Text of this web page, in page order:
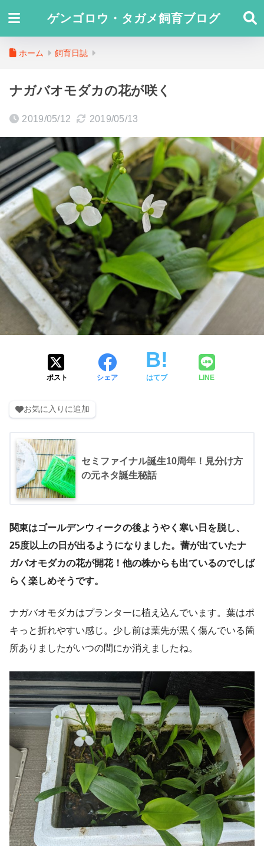
ゲンゴロウ・タガメ飼育ブログ
ホーム 飼育日誌
ナガバオモダカの花が咲く
2019/05/12 2019/05/13
ポスト シェア はてブ LINE
お気に入りに追加
セミファイナル誕生10周年！見分け方
の元ネタ誕生秘話
関東はゴールデンウィークの後ようやく寒い日を脱し、
25度以上の日が出るようになりました。蕾が出ていたナ
ガバオモダカの花が開花！他の株からも出ているのでしば
らく楽しめそうです。
ナガバオモダカはプランターに植え込んでいます。葉はポ
キっと折れやすい感じ。少し前は葉先が黒く傷んでいる箇
所ありましたがいつの間にか消えましたね。